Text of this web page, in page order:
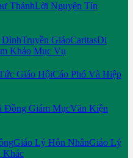
ThánhLời Nguyện Tín
ĐìnhTruyền GiáoCaritasDi
Khảo Mục Vụ
Giáo HộiCáo Phó Và Hiệp
Đồng Giám MụcVăn Kiện
Giáo Lý Hôn NhânGiáo Lý
Khác